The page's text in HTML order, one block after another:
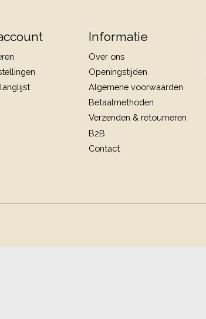
Informatie
Over ons
Openingstijden
Algemene voorwaarden
Betaalmethoden
Verzenden & retourneren
B2B
Contact